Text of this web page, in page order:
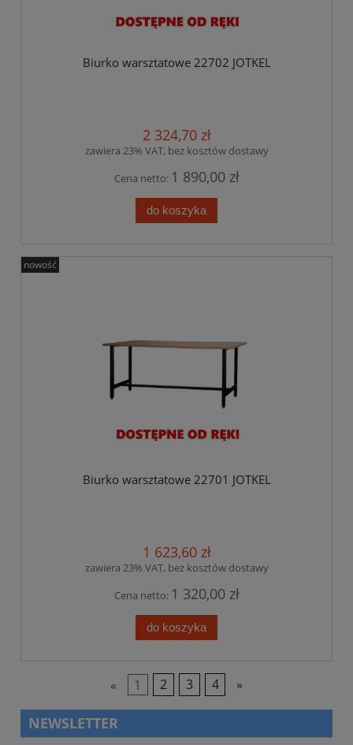
Biurko warsztatowe 22702 JOTKEL
2 324,70 zł
zawiera 23% VAT, bez kosztów dostawy
Cena netto: 1 890,00 zł
do koszyka
Biurko warsztatowe 22701 JOTKEL
1 623,60 zł
zawiera 23% VAT, bez kosztów dostawy
Cena netto: 1 320,00 zł
do koszyka
nowość
« 1 2 3 4 »
NEWSLETTER